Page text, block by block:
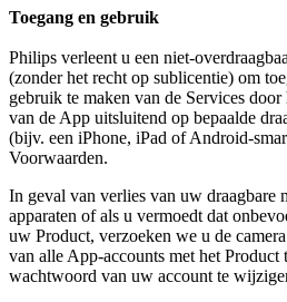
Toegang en gebruik
Philips verleent u een niet-
(zonder het recht op sublicentie) om
gebruik te maken van de Services
van de App uitsluitend op bepaalde
(bijv. een iPhone, iPad of Android-
Voorwaarden.
In geval van verlies van uw draagbare
apparaten of als u vermoedt dat
uw Product, verzoeken we u de
van alle App-accounts met het Product
wachtwoord van uw account te